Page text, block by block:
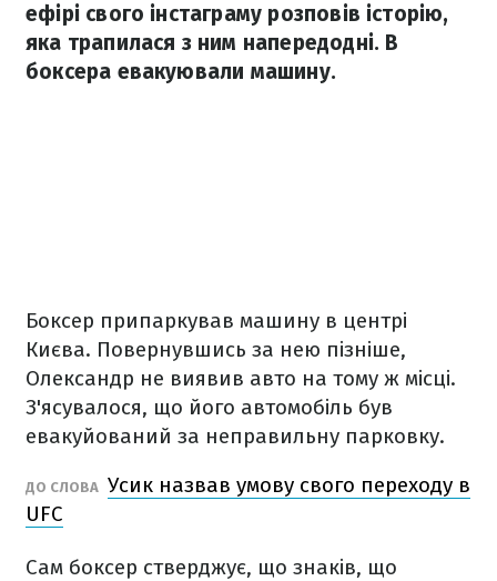
ефірі свого інстаграму розповів історію,
яка трапилася з ним напередодні. В
боксера евакуювали машину.
Боксер припаркував машину в центрі
Києва. Повернувшись за нею пізніше,
Олександр не виявив авто на тому ж місці.
З'ясувалося, що його автомобіль був
евакуйований за неправильну парковку.
ДО СЛОВА Усик назвав умову свого переходу в
UFC
Сам боксер стверджує, що знаків, що